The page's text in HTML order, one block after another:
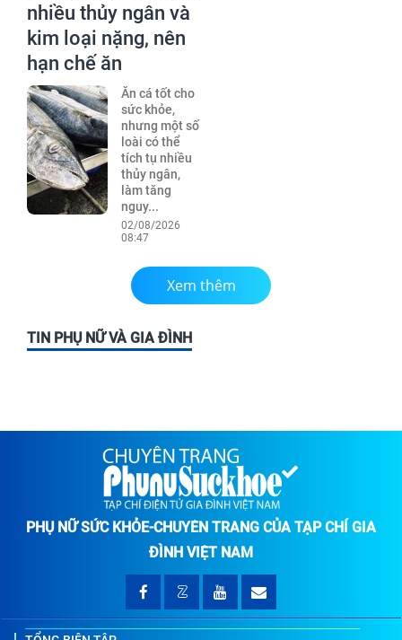
nhiều thủy ngân và
kim loại nặng, nên
hạn chế ăn
Ăn cá tốt cho
sức khỏe,
nhưng một số
loài có thể
tích tụ nhiều
thủy ngân,
làm tăng
nguy...
02/08/2026
08:47
Xem thêm
TIN PHỤ NỮ VÀ GIA ĐÌNH
PHỤ NỮ SỨC KHỎE-CHUYÊN TRANG CỦA TẠP CHÍ GIA
ĐÌNH VIỆT NAM